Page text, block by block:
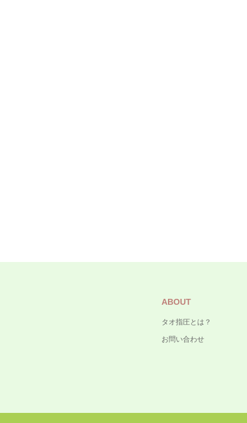
ABOUT
タオ指圧とは？
お問い合わせ